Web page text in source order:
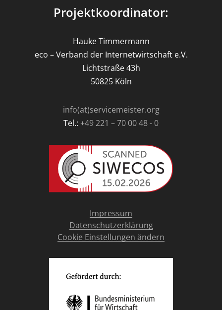
Projektkoordinator:
Hauke Timmermann
eco – Verband der Internetwirtschaft e.V.
Lichtstraße 43h
50825 Köln
info(at)servicemeister.org
Tel.: +49 221 – 70 00 48 - 0
Impressum
Datenschutzerklärung
Cookie Einstellungen ändern